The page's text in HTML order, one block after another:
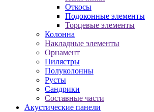
Откосы
Подоконные элементы
Торцевые элементы
Колонна
Накладные элементы
Орнамент
Пилястры
Полуколонны
Русты
Сандрики
Составные части
Акустические панели